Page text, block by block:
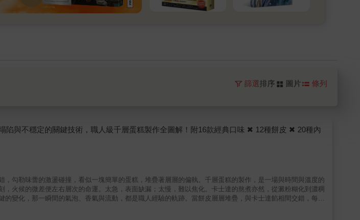
篩選排序 圖片 條列
陷與不穩定的關鍵技術，職人級千層蛋糕製作全圖解！附16款經典口味 ✖ 12種餅皮 ✖ 20種內
，勾勒味蕾的激盪碰撞，看似一塊簡單的蛋糕，堆疊著層層的偏執。千層蛋糕的製作，是一場與時間與溫度的
候的微差便左右層次的命運。太急，表面缺漏；太慢，難以焦化。卡士達的熬煮亦然，從澱粉糊化到濃稠
的變化，那一瞬間的氣泡、香氣與流動，都是職人經驗的軌跡。當餅皮層層堆疊，與卡士達餡相間交錯，每一
20 種美味內餡 ✖ 7 款布丁全攻略全書共三大章節，從甜點創作到品牌經營，以清楚的架構帶領讀者深入理